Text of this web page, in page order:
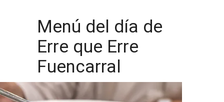
Menú del día de
Erre que Erre
Fuencarral